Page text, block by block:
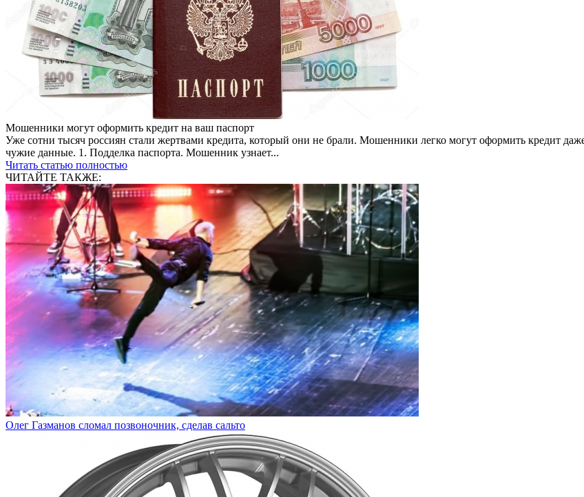
Мошенники могут оформить кредит на ваш паспорт
Уже сотни тысяч россиян стали жертвами кредита, который они не брали. Мошенники легко могут оформить кредит
чужие данные. 1. Подделка паспорта. Мошенник узнает...
Читать статью полностью
ЧИТАЙТЕ ТАКЖЕ:
Олег Газманов сломал позвоночник, сделав сальто